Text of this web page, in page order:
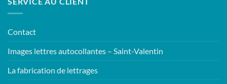
Contact
Images lettres autocollantes – Saint-Valentin
La fabrication de lettrages